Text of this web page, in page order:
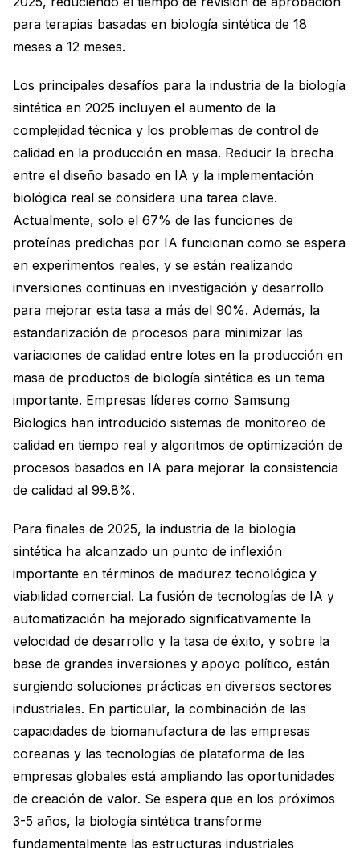
para terapias basadas en biología sintética de 18
meses a 12 meses.
Los principales desafíos para la industria de la biología
sintética en 2025 incluyen el aumento de la
complejidad técnica y los problemas de control de
calidad en la producción en masa. Reducir la brecha
entre el diseño basado en IA y la implementación
biológica real se considera una tarea clave.
Actualmente, solo el 67% de las funciones de
proteínas predichas por IA funcionan como se espera
en experimentos reales, y se están realizando
inversiones continuas en investigación y desarrollo
para mejorar esta tasa a más del 90%. Además, la
estandarización de procesos para minimizar las
variaciones de calidad entre lotes en la producción en
masa de productos de biología sintética es un tema
importante. Empresas líderes como Samsung
Biologics han introducido sistemas de monitoreo de
calidad en tiempo real y algoritmos de optimización de
procesos basados en IA para mejorar la consistencia
de calidad al 99.8%.
Para finales de 2025, la industria de la biología
sintética ha alcanzado un punto de inflexión
importante en términos de madurez tecnológica y
viabilidad comercial. La fusión de tecnologías de IA y
automatización ha mejorado significativamente la
velocidad de desarrollo y la tasa de éxito, y sobre la
base de grandes inversiones y apoyo político, están
surgiendo soluciones prácticas en diversos sectores
industriales. En particular, la combinación de las
capacidades de biomanufactura de las empresas
coreanas y las tecnologías de plataforma de las
empresas globales está ampliando las oportunidades
de creación de valor. Se espera que en los próximos
3-5 años, la biología sintética transforme
fundamentalmente las estructuras industriales